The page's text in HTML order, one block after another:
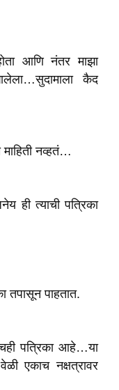
आणि नंतर माझा
कैद
नव्हतं…
ही त्याची पत्रिका
तपासून पाहतात.
पत्रिका आहे…या
एकाच नक्षत्रावर